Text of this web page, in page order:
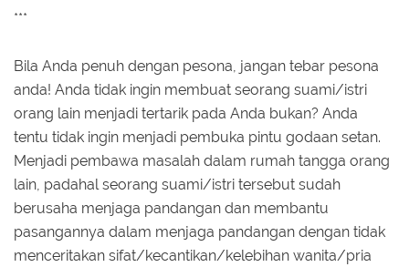
***
Bila Anda penuh dengan pesona, jangan tebar pesona
anda! Anda tidak ingin membuat seorang suami/istri
orang lain menjadi tertarik pada Anda bukan? Anda
tentu tidak ingin menjadi pembuka pintu godaan setan.
Menjadi pembawa masalah dalam rumah tangga orang
lain, padahal seorang suami/istri tersebut sudah
berusaha menjaga pandangan dan membantu
pasangannya dalam menjaga pandangan dengan tidak
menceritakan sifat/kecantikan/kelebihan wanita/pria